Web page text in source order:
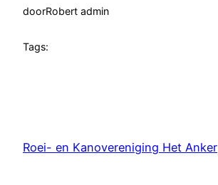
doorRobert admin
Tags:
Roei- en Kanovereniging Het Anker